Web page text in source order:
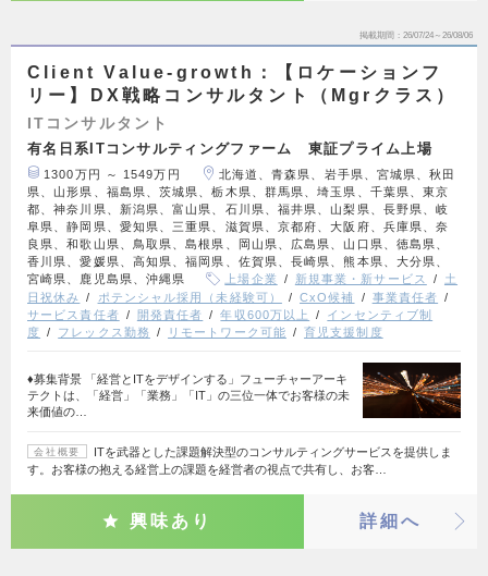
掲載期間 26/07/24～26/08/06
Client Value-growth：【ロケーションフ
リー】DX戦略コンサルタント（Mgrクラス）
ITコンサルタント
有名日系ITコンサルティングファーム 東証プライム上場
1300万円 ～ 1549万円
北海道、青森県、岩手県、宮城県、秋田
県、山形県、福島県、茨城県、栃木県、群馬県、埼玉県、千葉県、東京
都、神奈川県、新潟県、富山県、石川県、福井県、山梨県、長野県、岐
阜県、静岡県、愛知県、三重県、滋賀県、京都府、大阪府、兵庫県、奈
良県、和歌山県、鳥取県、島根県、岡山県、広島県、山口県、徳島県、
香川県、愛媛県、高知県、福岡県、佐賀県、長崎県、熊本県、大分県、
宮崎県、鹿児島県、沖縄県
上場企業 新規事業・新サービス
土
日祝休み
ポテンシャル採用（未経験可） CxO候補
事業責任者
サービス責任者
開発責任者 年収600万以上
インセンティブ制
度
フレックス勤務 リモートワーク可能 育児支援制度
♦募集背景 「経営とITをデザインする」フューチャーアーキ
テクトは、「経営」「業務」「IT」の三位一体でお客様の未
来価値の…
会社概要
ITを武器とした課題解決型のコンサルティングサービスを提供しま
す。お客様の抱える経営上の課題を経営者の視点で共有し、お客…
興味あり 詳細へ